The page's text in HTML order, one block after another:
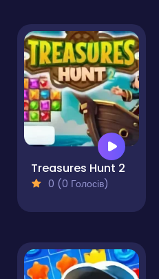
Treasures Hunt 2
0 (0 Голосів)